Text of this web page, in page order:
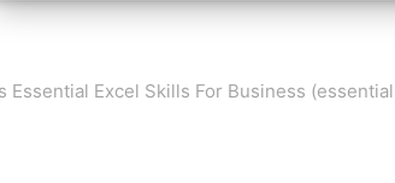
Essential Excel Skills For Business